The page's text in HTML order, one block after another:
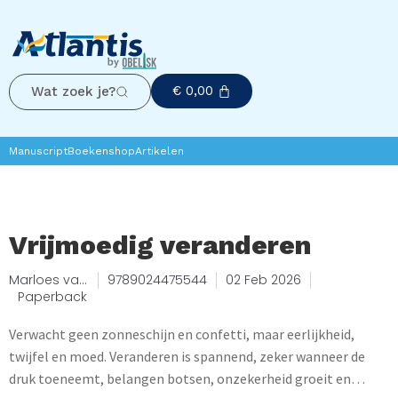
Wat zoek je? € 0,00
ManuscriptBoekenshopArtikelen
Vrijmoedig veranderen
Marloes van
der Werf
9789024475544
02 Feb 2026
Paperback
Verwacht geen zonneschijn en confetti, maar eerlijkheid,
twijfel en moed. Veranderen is spannend, zeker wanneer de
druk toeneemt, belangen botsen, onzekerheid groeit en